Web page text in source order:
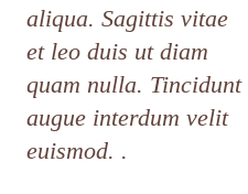
aliqua. Sagittis vitae
et leo duis ut diam
quam nulla. Tincidunt
augue interdum velit
euismod. .